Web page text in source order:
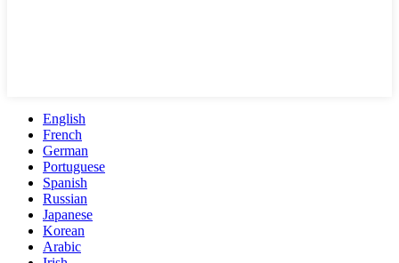
English
French
German
Portuguese
Spanish
Russian
Japanese
Korean
Arabic